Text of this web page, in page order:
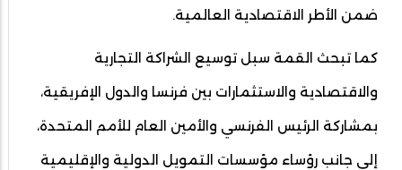
ضمن الأطر الاقتصادية العالمية.
كما تبحث القمة سبل توسيع الشراكة التجارية
والاقتصادية والاستثمارات بين فرنسا والدول الإفريقية،
بمشاركة الرئيس الفرنسي والأمين العام للأمم المتحدة،
إلى جانب رؤساء مؤسسات التمويل الدولية والإقليمية